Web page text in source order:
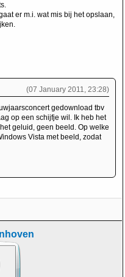
er m.i. wat mis bij het opslaan,
(07 January 2011, 23:28)
gedownload tbv
op een schijfje wil. Ik heb het
geluid, geen beeld. Op welke
Vista met beeld, zodat